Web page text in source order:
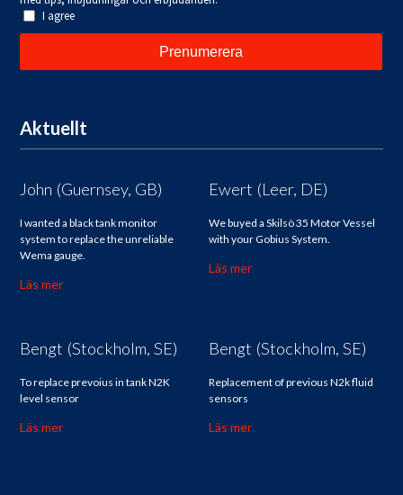
Aktuellt
John (Guernsey, GB)
I wanted a black tank monitor
system to replace the unreliable
Wema gauge.
Läs mer
Ewert (Leer, DE)
We buyed a Skilsö 35 Motor Vessel
with your Gobius System.
Läs mer
Bengt (Stockholm, SE)
To replace prevoius in tank N2K
level sensor
Läs mer
Bengt (Stockholm, SE)
Replacement of previous N2k fluid
sensors
Läs mer